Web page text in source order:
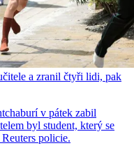
a zranil čtyři lidi, pak
v pátek zabil
byl student, který se
policie.